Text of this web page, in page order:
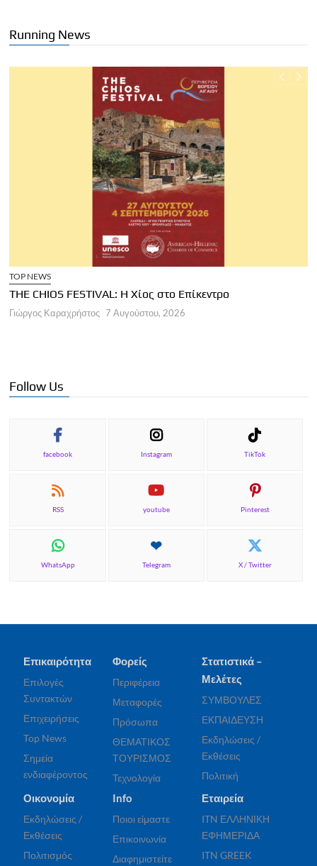
Running News
Η Χίος στο Επίκεντρο
7 Αυγούστου, 2026
Follow Us
facebook Instagram TikTok
RSS youtube Pinterest
WhatsApp Telegram X / Twitter
Επικαιρότητα
Επιλογές
Συντακτών
Επιχειρήσεις
Top News
Σημεία
ενδιαφέροντος
Φορείς
Περιφέρεια
Μεταφορές
Πρόσωπα
ΘΕΜΑΤΙΚΟΣ
ΤΟΥΡΙΣΜΟΣ
Τεχνολογία
Στατιστικά –
Μελέτες
ΣΥΜΒΟΥΛΕΣ
ΕΚΠΑΙΔΕΥΣΗ
Εκδηλώσεις /
Εκθέσεις
Πολιτική
Οικονομία
Εκδηλώσεις /
Εκθέσεις
Πολιτισμός
Info
Ποιοι είμαστε
Επικοινωνία
Διαφημιστείτε
Εταιρεία
ITN ΕΛΛΗΝΙΚΗ
ΕΦΗΜΕΡΙΔΑ
ITN GREEK